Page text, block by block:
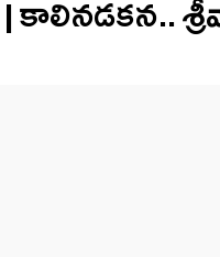
కాలినడకన..